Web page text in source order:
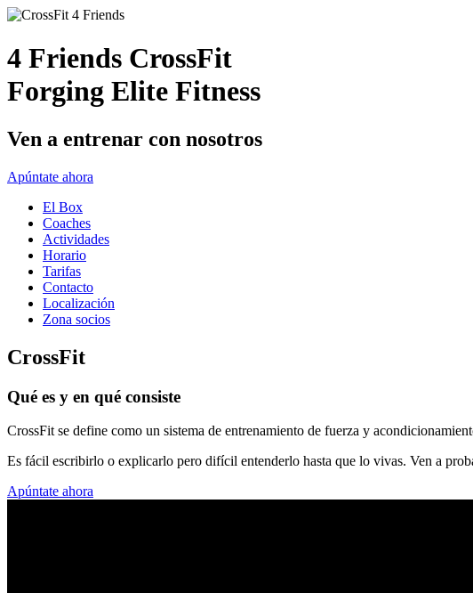
4 Friends CrossFit
Forging Elite Fitness
Ven a entrenar con nosotros
Apúntate ahora
El Box
Coaches
Actividades
Horario
Tarifas
Contacto
Localización
Zona socios
CrossFit
Qué es y en qué consiste
CrossFit se define como un sistema de entrenamiento de fuerza y
Es fácil escribirlo o explicarlo pero difícil entenderlo hasta que lo vivas. Ven a
Apúntate ahora